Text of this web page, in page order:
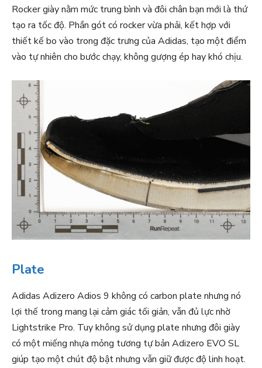
Rocker giày nằm mức trung bình và đôi chân bạn mới là thứ
tạo ra tốc độ. Phần gót có rocker vừa phải, kết hợp với
thiết kế bo vào trong đặc trưng của Adidas, tạo một điểm
vào tự nhiên cho bước chạy, không gượng ép hay khó chịu.
Plate
Adidas Adizero Adios 9 không có carbon plate nhưng nó
lợi thế trong mang lại cảm giác tối giản, vẫn đủ lực nhờ
Lightstrike Pro. Tuy không sử dụng plate nhưng đôi giày
có một miếng nhựa mỏng tương tự bản Adizero EVO SL
giúp tạo một chút độ bật nhưng vẫn giữ được độ linh hoạt.